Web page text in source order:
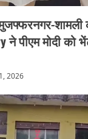
शामली
ने पीएम मोदी को
2026